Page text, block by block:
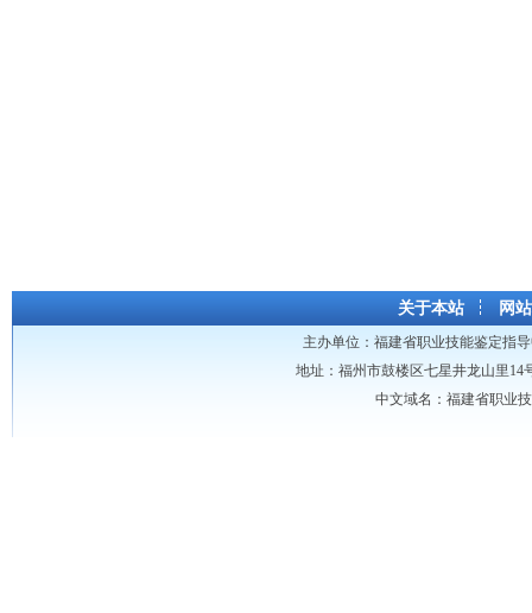
关于本站 网
主办单位： 福建省职业技能鉴定指
地址：福州市鼓楼区七星井龙山里14
中文域名：福建省职业